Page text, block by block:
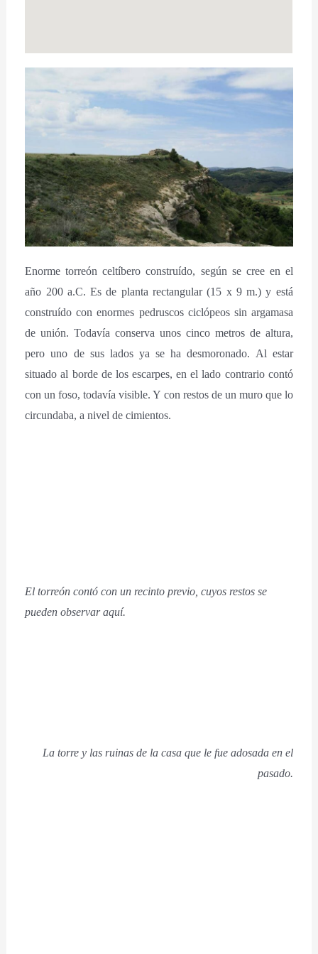
Enorme torreón celtíbero construído, según se cree en el
año 200 a.C. Es de planta rectangular (15 x 9 m.) y está
construído con enormes pedruscos ciclópeos sin argamasa
de unión. Todavía conserva unos cinco metros de altura,
pero uno de sus lados ya se ha desmoronado. Al estar
situado al borde de los escarpes, en el lado contrario contó
con un foso, todavía visible. Y con restos de un muro que lo
circundaba, a nivel de cimientos.
El torreón contó con un recinto previo, cuyos restos se
pueden observar aquí.
La torre y las ruinas de la casa que le fue adosada en el
pasado.